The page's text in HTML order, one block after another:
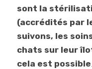
sont la
(accrédités par
suivons, les
chats sur leur
cela est possible